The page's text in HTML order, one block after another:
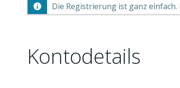
Die Registrierung ist ganz
Kontodetails